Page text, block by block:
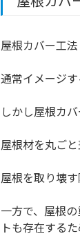
屋根カバー工
通常イメージ
しかし屋根カ
屋根材を丸ご
屋根を取り壊
一方で、屋根
トも存在する